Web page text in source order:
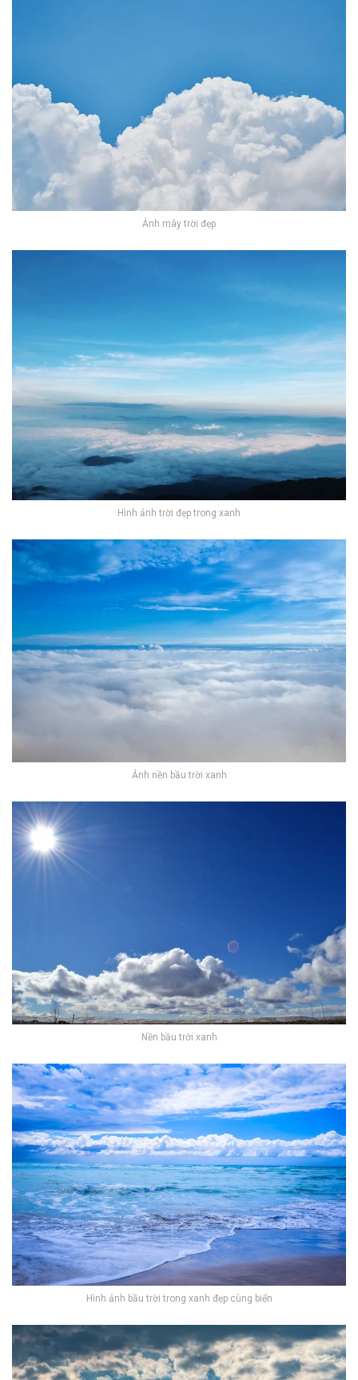
Ảnh mây trời đẹp
Hình ảnh trời đẹp trong xanh
Ảnh nền bầu trời xanh
Nền bầu trời xanh
Hình ảnh bầu trời trong xanh đẹp cùng biển